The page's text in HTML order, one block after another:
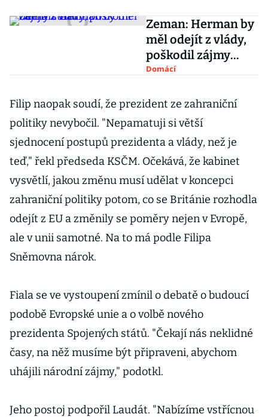
Zeman: Herman by
měl odejít z vlády,
poškodil zájmy
státu
Domácí
Filip naopak soudí, že prezident ze zahraniční
politiky nevybočil. "Nepamatuji si větší
sjednocení postupů prezidenta a vlády, než je
teď," řekl předseda KSČM. Očekává, že kabinet
vysvětlí, jakou změnu musí udělat v koncepci
zahraniční politiky potom, co se Británie rozhodla
odejít z EU a změnily se poměry nejen v Evropě,
ale v unii samotné. Na to má podle Filipa
Sněmovna nárok.
Fiala se ve vystoupení zmínil o debatě o budoucí
podobě Evropské unie a o volbě nového
prezidenta Spojených států. "Čekají nás neklidné
časy, na něž musíme být připraveni, abychom
uhájili národní zájmy," podotkl.
Jeho postoj podpořil Laudát. "Nabízíme vstřícnou